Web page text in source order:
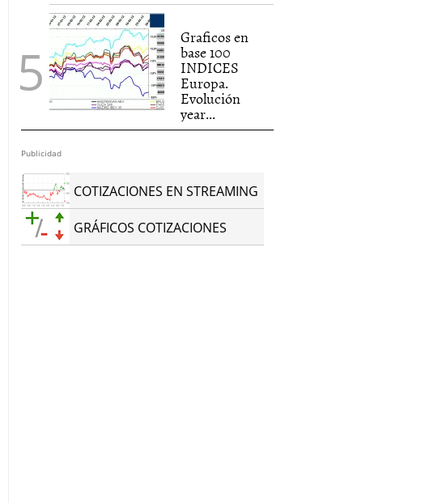
Graficos en
base 100
INDICES
Europa.
Evolución
year...
Publicidad
COTIZACIONES EN STREAMING
GRÁFICOS COTIZACIONES